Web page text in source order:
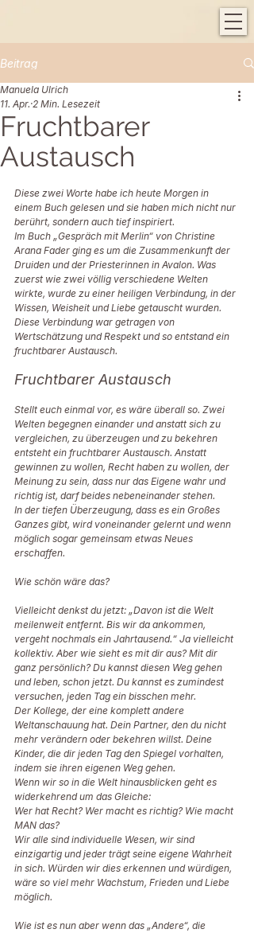
Beitrag
Fruchtbarer
Austausch
Manuela Ulrich
11. Apr. 2 Min. Lesezeit
Diese zwei Worte habe ich heute Morgen in
einem Buch gelesen und sie haben mich nicht nur
berührt, sondern auch tief inspiriert.
Im Buch „Gespräch mit Merlin“ von Christine
Arana Fader ging es um die Zusammenkunft der
Druiden und der Priesterinnen in Avalon. Was
zuerst wie zwei völlig verschiedene Welten
wirkte, wurde zu einer heiligen Verbindung, in der
Wissen, Weisheit und Liebe getauscht wurden.
Diese Verbindung war getragen von
Wertschätzung und Respekt und so entstand ein
fruchtbarer Austausch.
Fruchtbarer Austausch
Stellt euch einmal vor, es wäre überall so. Zwei
Welten begegnen einander und anstatt sich zu
vergleichen, zu überzeugen und zu bekehren
entsteht ein fruchtbarer Austausch. Anstatt
gewinnen zu wollen, Recht haben zu wollen, der
Meinung zu sein, dass nur das Eigene wahr und
richtig ist, darf beides nebeneinander stehen.
In der tiefen Überzeugung, dass es ein Großes
Ganzes gibt, wird voneinander gelernt und wenn
möglich sogar gemeinsam etwas Neues
erschaffen.
Wie schön wäre das?
Vielleicht denkst du jetzt: „Davon ist die Welt
meilenweit entfernt. Bis wir da ankommen,
vergeht nochmals ein Jahrtausend.“ Ja vielleicht
kollektiv. Aber wie sieht es mit dir aus? Mit dir
ganz persönlich? Du kannst diesen Weg gehen
und leben, schon jetzt. Du kannst es zumindest
versuchen, jeden Tag ein bisschen mehr.
Der Kollege, der eine komplett andere
Weltanschauung hat. Dein Partner, den du nicht
mehr verändern oder bekehren willst. Deine
Kinder, die dir jeden Tag den Spiegel vorhalten,
indem sie ihren eigenen Weg gehen.
Wenn wir so in die Welt hinausblicken geht es
widerkehrend um das Gleiche:
Wer hat Recht? Wer macht es richtig? Wie macht
MAN das?
Wir alle sind individuelle Wesen, wir sind
einzigartig und jeder trägt seine eigene Wahrheit
in sich. Würden wir dies erkennen und würdigen,
wäre so viel mehr Wachstum, Frieden und Liebe
möglich.
Wie ist es nun aber wenn das „Andere“, die